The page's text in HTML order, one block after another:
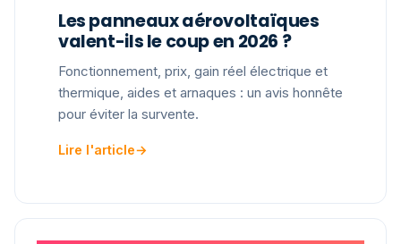
Les panneaux aérovoltaïques
valent-ils le coup en 2026 ?
Fonctionnement, prix, gain réel électrique et
thermique, aides et arnaques : un avis honnête
pour éviter la survente.
Lire l'article→